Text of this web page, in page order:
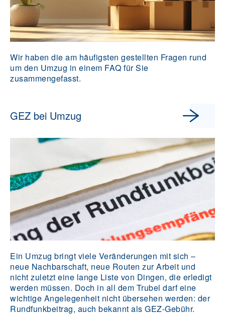
Wir haben die am häufigsten gestellten Fragen rund
um den Umzug in einem FAQ für Sie
zusammengefasst.
GEZ bei Umzug
Ein Umzug bringt viele Veränderungen mit sich –
neue Nachbarschaft, neue Routen zur Arbeit und
nicht zuletzt eine lange Liste von Dingen, die erledigt
werden müssen. Doch in all dem Trubel darf eine
wichtige Angelegenheit nicht übersehen werden: der
Rundfunkbeitrag, auch bekannt als GEZ-Gebühr.